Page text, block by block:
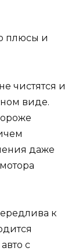
чистятся и
виде.
даже
к
с